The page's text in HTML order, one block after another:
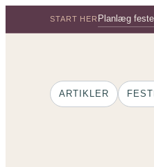
til
START HER Planlæg
ARTIKLER